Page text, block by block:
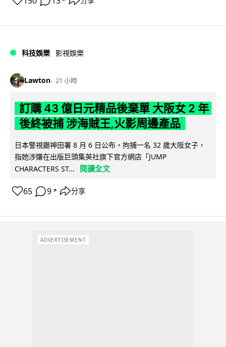
科技娛樂 影視娛樂
Lawton 21 小時
訂購 43 億日元精品後棄單 大阪女 2 年
後終被捕 涉海賊王,火影周邊產品
日本警視廳神田署 8 月 6 日公布，拘捕一名 32 歲大阪女子，
指她涉嫌在出版巨頭集英社旗下官方網店「JUMP
CHARACTERS ST...
閱讀全文
65 9 ↗ 分享
ADVERTISEMENT